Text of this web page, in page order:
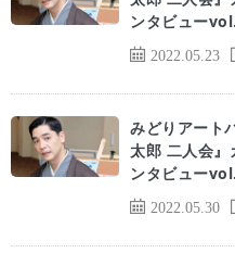
2022.05.23
ンタビュー
2022.05.30
みどりアート
太郎 二人会』
ンタビュー